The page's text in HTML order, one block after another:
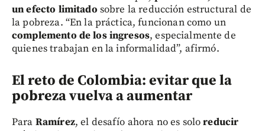
un efecto limitado sobre la reducción estructural de
la pobreza. “En la práctica, funcionan como un
complemento de los ingresos, especialmente de
quienes trabajan en la informalidad”, afirmó.
El reto de Colombia: evitar que la
pobreza vuelva a aumentar
Para Ramírez, el desafío ahora no es soloreducir